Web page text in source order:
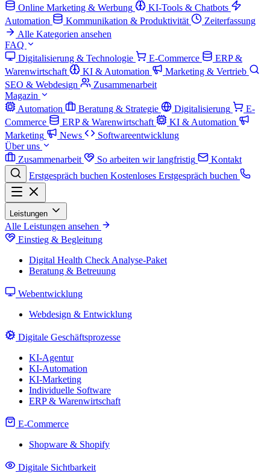
Online Marketing & Werbung
KI-Tools & Chatbots
Automation
Kommunikation & Produktivität
Zeiterfassung
Alle Kategorien ansehen
FAQ
Digitalisierung & Technologie
E-Commerce
ERP &
Warenwirtschaft
KI & Automation
Marketing & Vertrieb
SEO & Webdesign
Zusammenarbeit
Magazin
Automation
Beratung & Strategie Digitalisierung
E-
Commerce
ERP & Warenwirtschaft
KI & Automation
Marketing
News
Softwareentwicklung
Über uns
Zusammenarbeit
So arbeiten wir langfristig
Kontakt
Erstgespräch buchen Kostenloses Erstgespräch buchen
Leistungen
Alle Leistungen ansehen
Einstieg & Begleitung
Digital Health Check Analyse-Paket
Beratung & Betreuung
Webentwicklung
Webdesign & Entwicklung
Digitale Geschäftsprozesse
KI-Agentur
KI-Automation
KI-Marketing
Individuelle Software
ERP & Warenwirtschaft
E-Commerce
Shopware & Shopify
Digitale Sichtbarkeit